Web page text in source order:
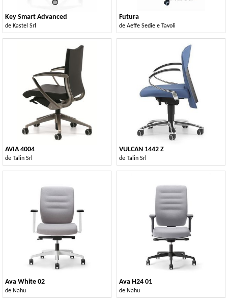
Key Smart Advanced
de Kastel Srl
Futura
de Aeffe Sedie e Tavoli
AVIA 4004
de Talin Srl
VULCAN 1442 Z
de Talin Srl
Ava White 02
de Nahu
Ava H24 01
de Nahu